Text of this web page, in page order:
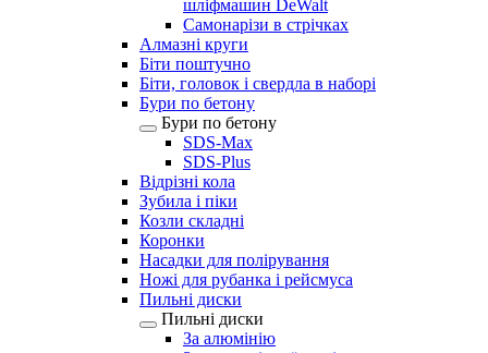
шліфмашин DeWalt
Самонарізи в стрічках
Алмазні круги
Біти поштучно
Біти, головок і свердла в наборі
Бури по бетону
Бури по бетону
SDS-Max
SDS-Plus
Відрізні кола
Зубила і піки
Козли складні
Коронки
Насадки для полірування
Ножі для рубанка і рейсмуса
Пильні диски
Пильні диски
За алюмінію